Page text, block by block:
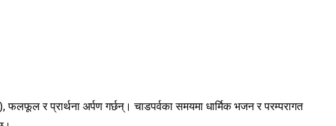
र प्रार्थना अर्पण गर्छन्। चाडपर्वका समयमा धार्मिक भजन र परम्परागत